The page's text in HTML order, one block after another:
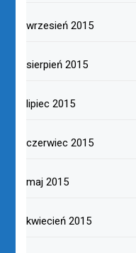
wrzesień 2015
sierpień 2015
lipiec 2015
czerwiec 2015
maj 2015
kwiecień 2015